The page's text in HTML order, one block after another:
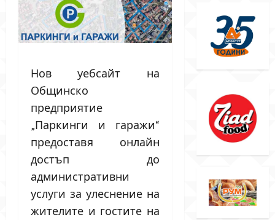
Нов уебсайт на
Общинско
предприятие
„Паркинги и гаражи“
предоставя онлайн
достъп до
административни
услуги за улеснение на
жителите и гостите на